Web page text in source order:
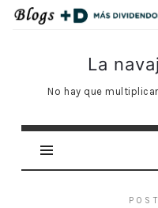
La
navaja
de
Occam
La
No hay que